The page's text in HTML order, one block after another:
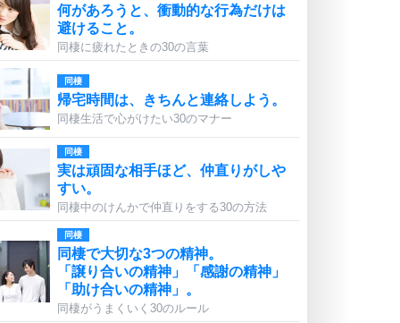
何があろうと、衝動的な行為だけは
避けること。
同棲に疲れたときの30の言葉
同棲
帰宅時間は、きちんと連絡しよう。
同棲生活で心がけたい30のマナー
同棲
実は頑固な相手ほど、仲直りがしや
すい。
同棲中のけんかで仲直りをする30の方法
同棲
同棲で大切な3つの精神。
「譲り合いの精神」「感謝の精神」
「助け合いの精神」。
同棲がうまくいく30のルール